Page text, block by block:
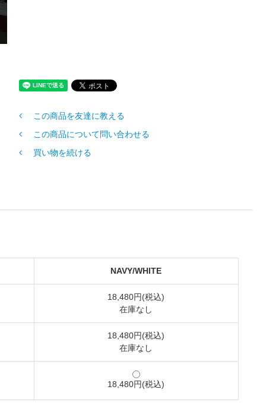
この商品を友達に教える
この商品について問い合わせる
買い物を続ける
NAVY/WHITE
18,480円(税込)
在庫なし
18,480円(税込)
在庫なし
18,480円(税込)